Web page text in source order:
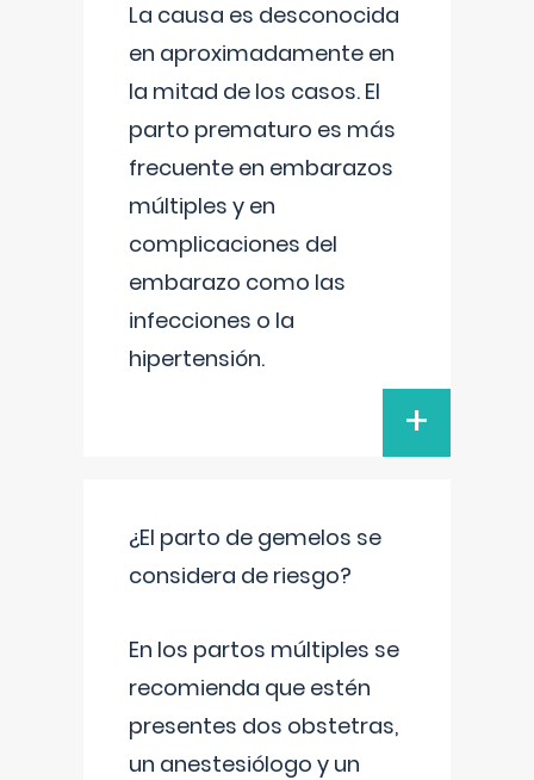
La causa es desconocida
en aproximadamente en
la mitad de los casos. El
parto prematuro es más
frecuente en embarazos
múltiples y en
complicaciones del
embarazo como las
infecciones o la
hipertensión.
+
¿El parto de gemelos se
considera de riesgo?
En los partos múltiples se
recomienda que estén
presentes dos obstetras,
un anestesiólogo y un